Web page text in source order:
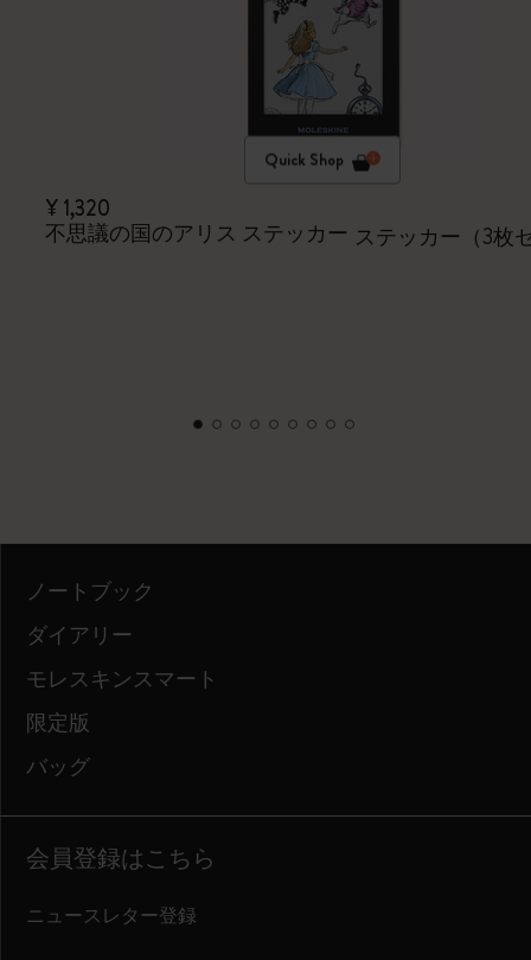
Quick Shop
¥ 1,320
不思議の国のアリス ステッカー ステッカー（3枚
ノートブック
ダイアリー
モレスキンスマート
限定版
バッグ
会員登録はこちら
ニュースレター登録